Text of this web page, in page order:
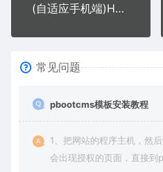
(自适应手机端)HTML5投资理财响应式海外理财投资管理类pbootcms模板
常见问题
pbootcms模板安装教程
1、把网站的程序主机，然
会出现授权的页面，直接